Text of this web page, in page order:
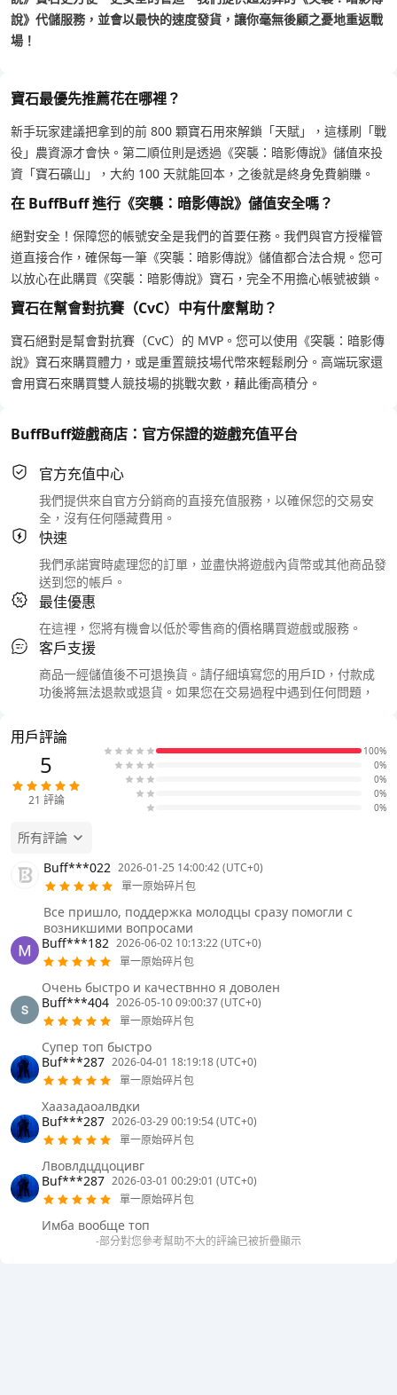
說》代儲服務，並會以最快的速度發貨，讓你毫無後顧之憂地重返戰
場！
寶石最優先推薦花在哪裡？
新手玩家建議把拿到的前 800 顆寶石用來解鎖「天賦」，這樣刷「戰
役」農資源才會快。第二順位則是透過《突襲：暗影傳說》儲值來投
資「寶石礦山」，大約 100 天就能回本，之後就是終身免費躺賺。
在 BuffBuff 進行《突襲：暗影傳說》儲值安全嗎？
絕對安全！保障您的帳號安全是我們的首要任務。我們與官方授權管
道直接合作，確保每一筆《突襲：暗影傳說》儲值都合法合規。您可
以放心在此購買《突襲：暗影傳說》寶石，完全不用擔心帳號被鎖。
寶石在幫會對抗賽（CvC）中有什麼幫助？
寶石絕對是幫會對抗賽（CvC）的 MVP。您可以使用《突襲：暗影傳
說》寶石來購買體力，或是重置競技場代幣來輕鬆刷分。高端玩家還
會用寶石來購買雙人競技場的挑戰次數，藉此衝高積分。
BuffBuff遊戲商店：官方保證的遊戲充值平台
官方充值中心
我們提供來自官方分銷商的直接充值服務，以確保您的交易安
全，沒有任何隱藏費用。
快速
我們承諾實時處理您的訂單，並盡快將遊戲內貨幣或其他商品發
送到您的帳戶。
最佳優惠
在這裡，您將有機會以低於零售商的價格購買遊戲或服務。
客戶支援
商品一經儲值後不可退換貨。請仔細填寫您的用戶ID，付款成
功後將無法退款或退貨。如果您在交易過程中遇到任何問題，
用戶評論
5
21 評論
100%
0%
0%
0%
0%
所有評論
Buff***022 2026-01-25 14:00:42 (UTC+0)
單一原始碎片包
Все пришло, поддержка молодцы сразу помогли с
возникшими вопросами
Buff***182 2026-06-02 10:13:22 (UTC+0)
單一原始碎片包
Очень быстро и качествнно я доволен
Buff***404 2026-05-10 09:00:37 (UTC+0)
單一原始碎片包
Супер топ быстро
Buf***287 2026-04-01 18:19:18 (UTC+0)
單一原始碎片包
Хаазадаоалвдки
Buf***287 2026-03-29 00:19:54 (UTC+0)
單一原始碎片包
Лвовлдцдцоцивг
Buf***287 2026-03-01 00:29:01 (UTC+0)
單一原始碎片包
Имба вообще топ
-部分對您參考幫助不大的評論已被折疊顯示